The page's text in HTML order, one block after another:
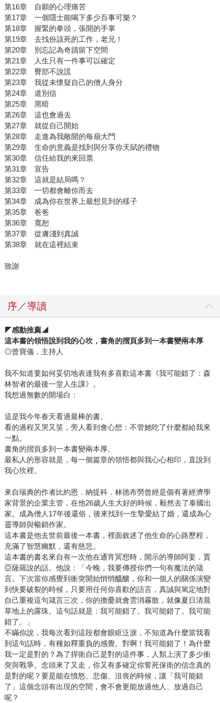
第16章 自願的心理痛苦
第17章 一個隱士能喝下多少百事可樂？
第18章 握緊的拳頭，張開的手掌
第19章 去找份該死的工作，老兄！
第20章 別忘記為奇蹟留下空間
第21章 人生只有一件事可以確定
第22章 臀部不說謊
第23章 我從未懷疑自己的僧人身分
第24章 道別信
第25章 黑暗
第26章 這也會過去
第27章 就從自己開始
第28章 走進為我敞開的每扇大門
第29章 生命的意義是找到與分享你天賦的禮物
第30章 信任給我的來回票
第31章 宣告
第32章 這就是結局嗎？
第33章 一切都會離你而去
第34章 成為你在世界上最想見到的樣子
第35章 爸爸
第36章 寬恕
第37章 從膚淺到真誠
第38章 就在這裡結束
致謝
序／導讀
◤感動推薦◢
這本書的領悟說到我的心坎，書角的摺頁多到一本書變兩本厚
◎曾寶儀，主持人
我不知道要如何妥切地表達我有多喜歡這本書《我可能錯了：森
林智者的最後一堂人生課》。
我想過無數的開場白：
這是我今年春天看過最棒的書。
看的過程又哭又笑，旁人看到會心想：不管她吃了什麼都給我來
一點。
書角的摺頁多到一本書變兩本厚。
最私人的形容就是，每一個篇章的領悟都與我心心相印，直說到
我心坎裡。
來自瑞典的作者比約恩．納提科．林德布勞曾經是個有著經濟學
家背景的企業主管，在他26歲人生大好的時候，毅然去了泰國出
家。成為僧人17年後還俗，後來找到一生摯愛結了婚，還成為心
靈導師與暢銷作家。
這本書是他去世前最後一本書，裡面敘述了他生命的心路歷程，
充滿了智慧幽默，還有慈悲。
這本書的書名來自有一次他在通宵冥想時，開示的導師阿姜．賈
亞薩羅說的話。他說：「今晚，我要傳授你們一句有魔法的箴
言。下次當你感覺到衝突開始悄悄醞釀，你和一個人的關係演變
到快要破裂的時候，只要用任何你喜歡的語言，真誠與篤定地對
自己重複這句箴言三次，你的擔憂就會雲消霧散，就像夏日清晨
草地上的露珠。這句話就是：我可能錯了。我可能錯了。我可能
錯了。」
不瞞你說，我每次看到這段都會眼眶泛淚，不知道為什麼當我看
到這句話時，有種如釋重負的感覺。對啊！我可能錯了！為什麼
我一定是對的？為了捍衛自己是對的這件事，人類上演了多少衝
突與戰爭。念頭來了又走，你又有多確定你誓死保衛的信念真的
是對的呢？要是能在憤怒、悲傷、沮喪的時候，讓「我可能錯
了」這個念頭有出現的空間，會不會更能放過他人、放過自己
呢？